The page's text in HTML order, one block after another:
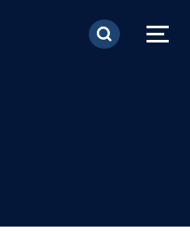
Pasar al contenido